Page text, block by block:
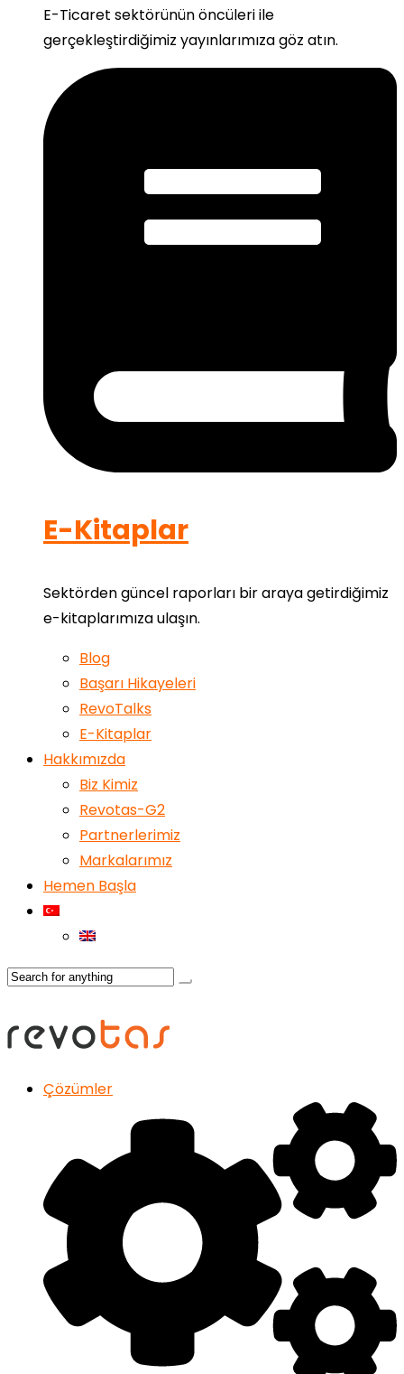
E-Ticaret sektörünün öncüleri ile
gerçekleştirdiğimiz yayınlarımıza göz atın.
E-Kitaplar
Sektörden güncel raporları bir araya getirdiğimiz
e-kitaplarımıza ulaşın.
Blog
Başarı Hikayeleri
RevoTalks
E-Kitaplar
Hakkımızda
Biz Kimiz
Revotas-G2
Partnerlerimiz
Markalarımız
Hemen Başla
Çözümler